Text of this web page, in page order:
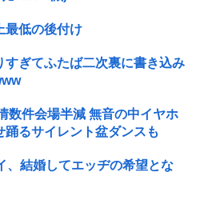
最低の後付け
すぎてふたば二次裏に書き込み
数件会場半減 無音の中イヤホ
踊るサイレント盆ダンスも
、結婚してエッヂの希望とな